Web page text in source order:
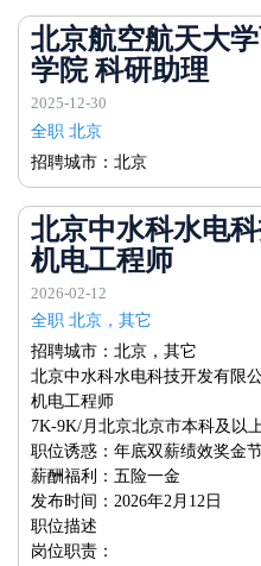
北京航空航天大
学院 科研助理
2025-12-30
全职 北京
招聘城市：北京
北京中水科水电
机电工程师
2026-02-12
全职 北京，其它
招聘城市：北京，其它
北京中水科水电科技开发有限
机电工程师
7K-9K/月北京北京市本科及以
职位诱惑：年底双薪绩效奖金
薪酬福利：五险一金
发布时间：2026年2月12日
职位描述
岗位职责：